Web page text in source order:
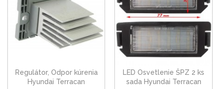
Regulátor, Odpor kúrenia
Hyundai Terracan
LED Osvetlenie ŠPZ 2 ks
sada Hyundai Terracan